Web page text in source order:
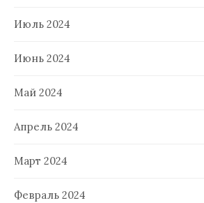
Июль 2024
Июнь 2024
Май 2024
Апрель 2024
Март 2024
Февраль 2024